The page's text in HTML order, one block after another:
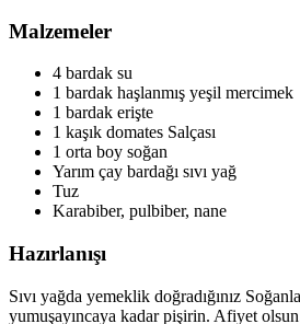
Malzemeler
4 bardak su
1 bardak haşlanmış yeşil mercimek
1 bardak erişte
1 kaşık domates Salçası
1 orta boy soğan
Yarım çay bardağı sıvı yağ
Tuz
Karabiber, pulbiber, nane
Hazırlanışı
Sıvı yağda yemeklik doğradığınız
yumuşayıncaya kadar pişirin. Afiyet